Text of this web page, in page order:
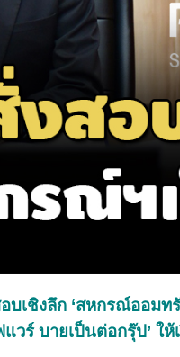
บเชิงลึก ‘สหกรณ์ออมท
วร์ บายเป็นต่อกรุ๊ป’ ใ